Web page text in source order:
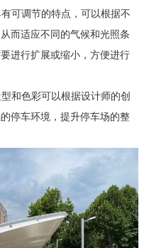
可调节的特点，可以根据不
而适应不同的气候和光照条
进行扩展或缩小，方便进行
和色彩可以根据设计师的创
停车环境，提升停车场的整